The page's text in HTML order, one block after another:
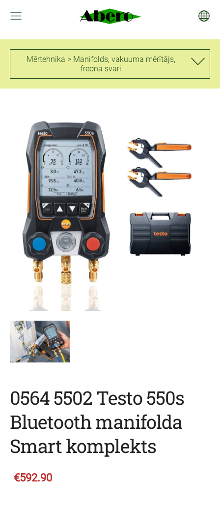
Mērtehnika > Manifolds, vakuuma mērītājs,
freona svari
0564 5502 Testo 550s
Bluetooth manifolda
Smart komplekts
€592.90